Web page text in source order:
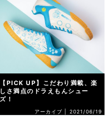
【PICK UP】こだわり満載、楽
しさ満点のドラえもんシュー
ズ！
アーカイブ | 2021/06/19